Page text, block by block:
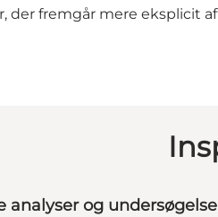
der fremgår mere eksplicit
og